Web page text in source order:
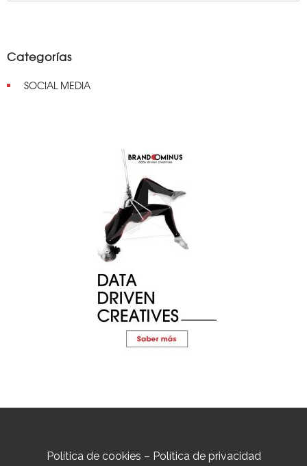
Categorías
SOCIAL MEDIA
Política de cookies – Política de privacidad